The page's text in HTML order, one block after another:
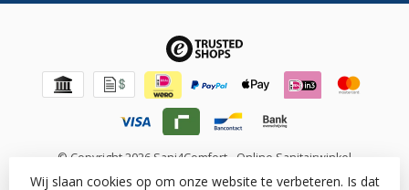
© Copyright 2026 Sani4Comfort - Online Sanitairwinkel
Wij slaan cookies op om onze website te verbeteren. Is dat